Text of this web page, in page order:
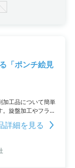
「ポンチ絵見
加工品について簡単
旋盤加工やフライ
コストを算出する
条件の調整など柔軟
詳細を見る